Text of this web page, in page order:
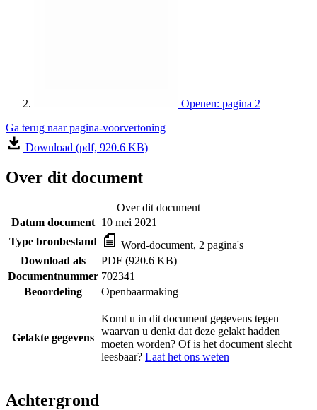
Openen: pagina 2
Ga terug naar pagina-voorvertoning
Download (pdf, 920.6 KB)
Over dit document
Over dit document
Datum document 10 mei 2021
Type bronbestand
Word-document, 2 pagina's
Download als
PDF (920.6 KB)
Documentnummer 702341
Beoordeling
Openbaarmaking
Gelakte gegevens
Komt u in dit document gegevens tegen
waarvan u denkt dat deze gelakt hadden
moeten worden? Of is het document slecht
leesbaar? Laat het ons weten
Achtergrond